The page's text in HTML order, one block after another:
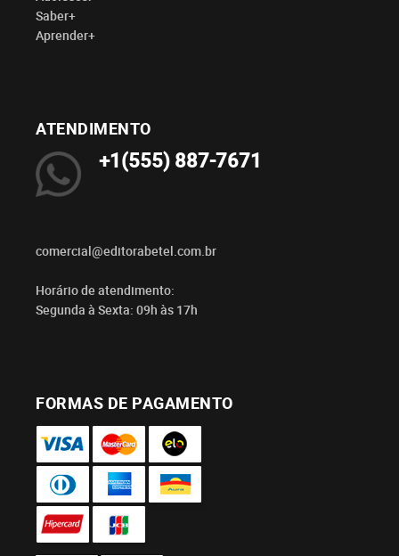
Saber+
Aprender+
ATENDIMENTO
+1(555) 887-7671
comercial@editorabetel.com.br
Horário de atendimento:
Segunda à Sexta: 09h às 17h
FORMAS DE PAGAMENTO